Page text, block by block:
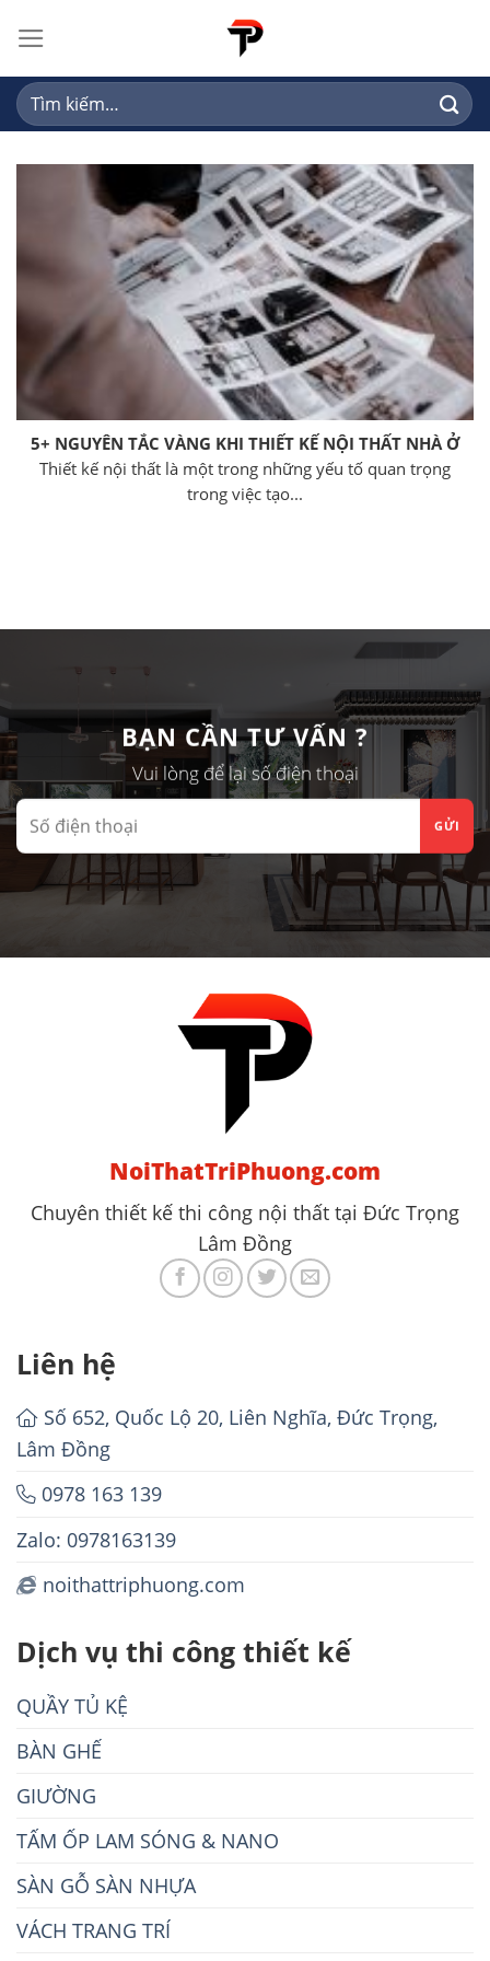
content
Tìm
kiếm:
5+ NGUYÊN TẮC VÀNG KHI THIẾT KẾ NỘI THẤT NHÀ Ở
Thiết kế nội thất là một trong những yếu tố quan trọng
trong việc tạo...
BẠN CẦN TƯ VẤN ?
Vui lòng để lại số điện thoại
NoiThatTriPhuong.com
Chuyên thiết kế thi công nội thất tại Đức Trọng
Lâm Đồng
Liên hệ
Số 652, Quốc Lộ 20, Liên Nghĩa, Đức Trọng,
Lâm Đồng
0978 163 139
Zalo: 0978163139
noithattriphuong.com
Dịch vụ thi công thiết kế
QUẦY TỦ KỆ
BÀN GHẾ
GIƯỜNG
TẤM ỐP LAM SÓNG & NANO
SÀN GỖ SÀN NHỰA
VÁCH TRANG TRÍ